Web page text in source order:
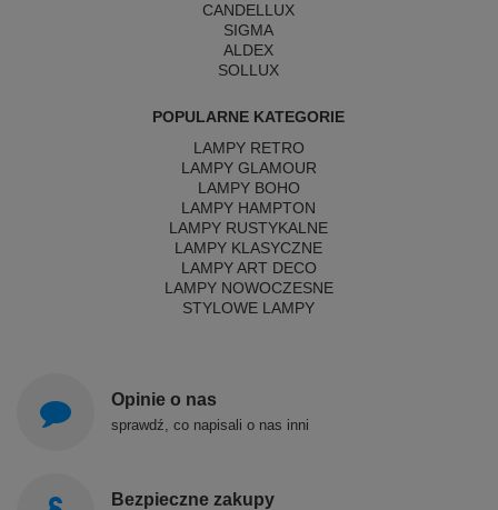
CANDELLUX
SIGMA
ALDEX
SOLLUX
POPULARNE KATEGORIE
LAMPY RETRO
LAMPY GLAMOUR
LAMPY BOHO
LAMPY HAMPTON
LAMPY RUSTYKALNE
LAMPY KLASYCZNE
LAMPY ART DECO
LAMPY NOWOCZESNE
STYLOWE LAMPY
Opinie o nas
sprawdź, co napisali o nas inni
Bezpieczne zakupy